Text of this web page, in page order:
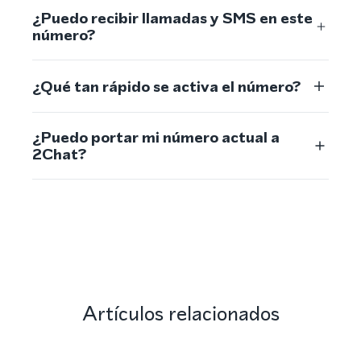
¿Puedo recibir llamadas y SMS en este
número?
¿Qué tan rápido se activa el número?
¿Puedo portar mi número actual a
2Chat?
Artículos relacionados